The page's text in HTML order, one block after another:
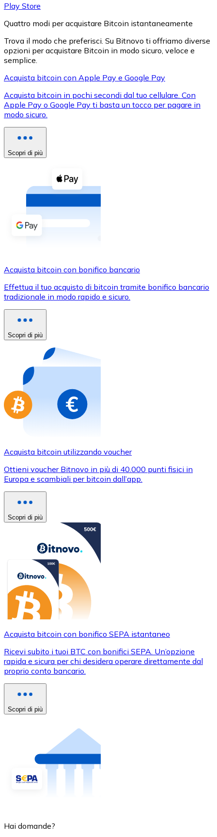
XRP
XRP
Vedi tutto
Buoni cripto
Acquista criptovalute in contanti e altri mezzi di
Acquista con contanti
Bonifico SEPA
Usa le carte Visa e Mastercard per acquistare
Acquista con carta
Acquista gift card dei tuoi marchi preferiti con
Vai al negozio di carte regalo
Play Store
Quattro modi per acquistare Bitcoin istantaneamente
Trova il modo che preferisci. Su Bitnovo ti offriamo diverse
opzioni per acquistare Bitcoin in modo sicuro, veloce e
semplice.
Acquista bitcoin con Apple Pay e Google Pay
Acquista bitcoin in pochi secondi dal tuo cellulare. Con
Apple Pay o Google Pay ti basta un tocco per pagare in
modo sicuro.
Scopri di più
Acquista bitcoin con bonifico bancario
Effettua il tuo acquisto di bitcoin tramite bonifico bancario
tradizionale in modo rapido e sicuro.
Scopri di più
Acquista bitcoin utilizzando voucher
Ottieni voucher Bitnovo in più di 40.000 punti fisici in
Europa e scambiali per bitcoin dall’app.
Scopri di più
Acquista bitcoin con bonifico SEPA istantaneo
Ricevi subito i tuoi BTC con bonifici SEPA. Un’opzione
rapida e sicura per chi desidera operare direttamente dal
proprio conto bancario.
Scopri di più
Hai domande?